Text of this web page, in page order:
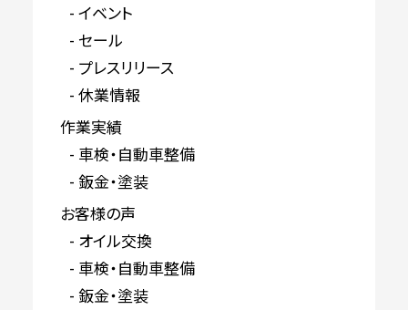
イベント
セール
プレスリリース
休業情報
作業実績
車検・自動車整備
鈑金・塗装
お客様の声
オイル交換
車検・自動車整備
鈑金・塗装